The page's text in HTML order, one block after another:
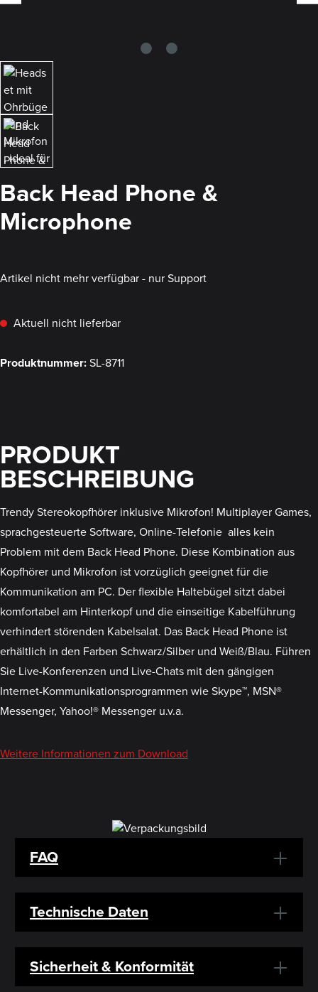
Back Head Phone &
Microphone
Artikel nicht mehr verfügbar - nur Support
Aktuell nicht lieferbar
Produktnummer:SL-8711
PRODUKT
BESCHREIBUNG
Trendy Stereokopfhörer inklusive Mikrofon! Multiplayer Games,
sprachgesteuerte Software, Online-Telefonie  alles kein
Problem mit dem Back Head Phone. Diese Kombination aus
Kopfhörer und Mikrofon ist vorzüglich geeignet für die
Kommunikation am PC. Der flexible Haltebügel sitzt dabei
komfortabel am Hinterkopf und die einseitige Kabelführung
verhindert störenden Kabelsalat. Das Back Head Phone ist
erhältlich in den Farben Schwarz/Silber und Weiß/Blau. Führen
Sie Live-Konferenzen und Live-Chats mit den gängigen
Internet-Kommunikationsprogrammen wie Skype™, MSN®
Messenger, Yahoo!® Messenger u.v.a.
Weitere Informationen zum Download
FAQ
Technische Daten
Sicherheit & Konformität